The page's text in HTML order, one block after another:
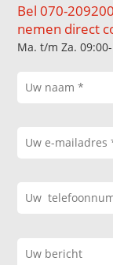
Bel 070-
nemen direct
Ma. t/m Za.